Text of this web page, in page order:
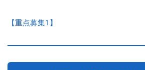
【重点募集1】